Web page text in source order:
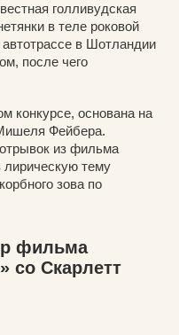
голливудская
в теле роковой
в Шотландии
после чего
конкурсе, основана на
Фейбера.
из фильма
лирическую тему
зова по
фильма
со Скарлетт